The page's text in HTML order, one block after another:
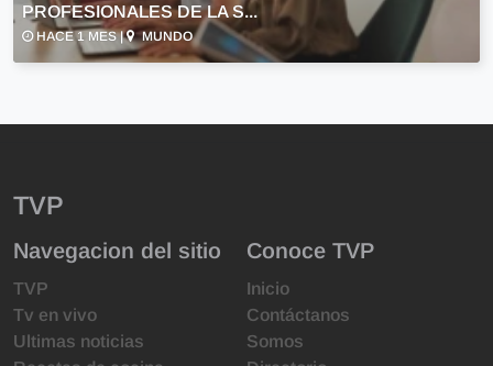
PROFESIONALES DE LA S...
HACE 1 MES | MUNDO
TVP
Navegacion del sitio
TVP
Tv en vivo
Ultimas noticias
Conoce TVP
Inicio
Contáctanos
Somos